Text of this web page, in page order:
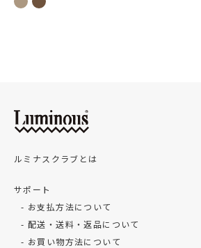
ルミナスクラブとは
サポート
お支払方法について
配送・送料・返品について
お買い物方法について